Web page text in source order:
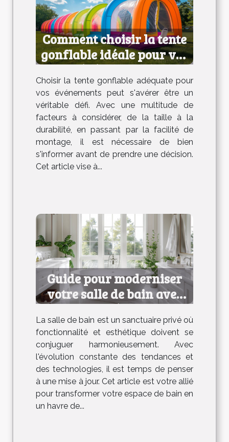
Comment choisir la tente
gonflable idéale pour vos
événements
Choisir la tente gonflable adéquate pour
vos événements peut s'avérer être un
véritable défi. Avec une multitude de
facteurs à considérer, de la taille à la
durabilité, en passant par la facilité de
montage, il est nécessaire de bien
s'informer avant de prendre une décision.
Cet article vise à...
Guide pour moderniser
votre salle de bain avec
efficacité et style
La salle de bain est un sanctuaire privé où
fonctionnalité et esthétique doivent se
conjuguer harmonieusement. Avec
l'évolution constante des tendances et
des technologies, il est temps de penser
à une mise à jour. Cet article est votre allié
pour transformer votre espace de bain en
un havre de...